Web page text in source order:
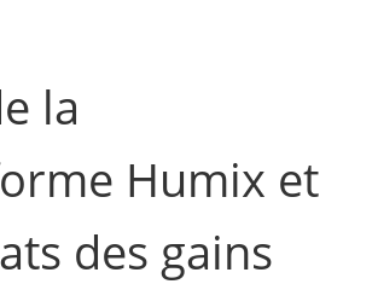
la
Humix et
des gains